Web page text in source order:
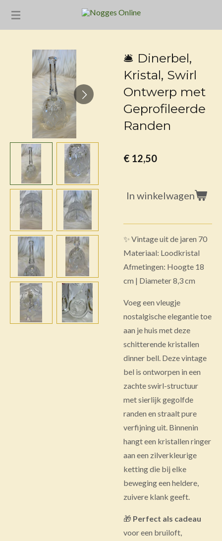
Ga
hoofdinhoud
🛎️ Dinerbel,
Kristal, Swirl
Ontwerp met
Geprofileerde
Randen
€ 12,50
In winkelwagen
✨ Vintage uit de jaren 70
Materiaal: Loodkristal
Afmetingen: Hoogte 18
cm | Diameter 8,3 cm
Voeg een vleugje
nostalgische elegantie toe
aan je huis met deze
schitterende kristallen
dinner bell. Deze vintage
bel is ontworpen in een
zachte swirl-structuur
met sierlijk gegolfde
randen en straalt pure
verfijning uit. Binnenin
hangt een kristallen ringer
aan een zilverkleurige
ketting die bij elke
beweging een heldere,
zuivere klank geeft.
🎁 Perfect als cadeau
voor een bruiloft,